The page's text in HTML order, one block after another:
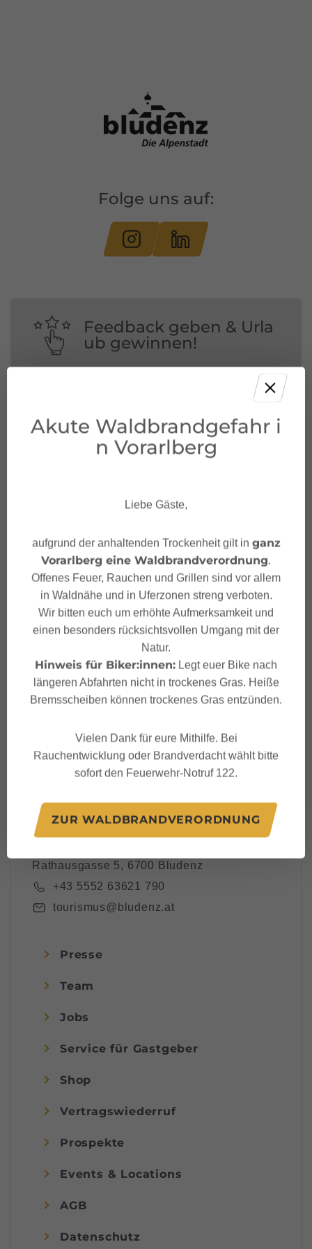
Folge uns auf:
Feedback geben & Urla
ub gewinnen!
Deine Meinung ist uns wichtig – Feedback
geben und mit etwas Glück unvergessliche
Urlaubserlebnisse in Österreich gewinnen.
JETZT MITMACHEN!
Dein Bludenz Newslett
er
Ich akzeptiere die Datenschutzbestimmungen
Alpenstadt Bludenz Tourismus
Rathausgasse 5, 6700 Bludenz
+43 5552 63621 790
tourismus@bludenz.at
Presse
Team
Jobs
Service für Gastgeber
Shop
Vertragswiederruf
Prospekte
Events & Locations
AGB
Datenschutz
Akute Waldbrandgefahr i
n Vorarlberg
Liebe Gäste,
aufgrund der anhaltenden Trockenheit gilt in ganz
Vorarlberg eine Waldbrandverordnung.
Offenes Feuer, Rauchen und Grillen sind vor allem
in Waldnähe und in Uferzonen streng verboten.
Wir bitten euch um erhöhte Aufmerksamkeit und
einen besonders rücksichtsvollen Umgang mit der
Natur.
Hinweis für Biker:innen: Legt euer Bike nach
längeren Abfahrten nicht in trockenes Gras. Heiße
Bremsscheiben können trockenes Gras entzünden.
Vielen Dank für eure Mithilfe. Bei
Rauchentwicklung oder Brandverdacht wählt bitte
sofort den Feuerwehr-Notruf 122.
ZUR WALDBRANDVERORDNUNG